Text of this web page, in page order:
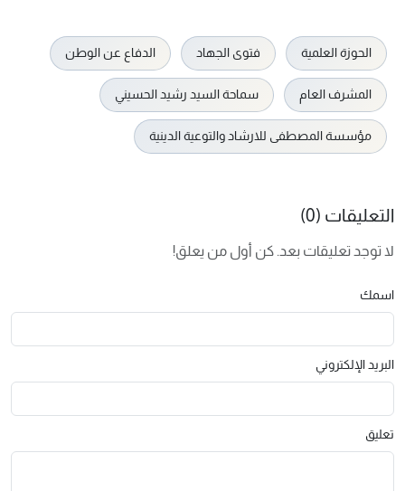
الحوزة العلمية فتوى الجهاد الدفاع عن الوطن
المشرف العام سماحة السيد رشيد الحسيني
مؤسسة المصطفى للارشاد والتوعية الدينية
التعليقات (0)
لا توجد تعليقات بعد. كن أول من يعلق!
اسمك
البريد الإلكتروني
تعليق